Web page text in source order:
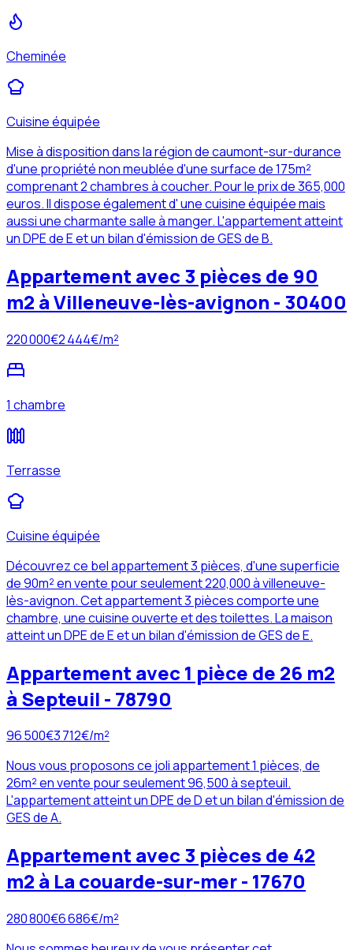
Cheminée
Cuisine équipée
Mise à disposition dans la région de caumont-sur-durance
d'une propriété non meublée d'une surface de 175m²
comprenant 2 chambres à coucher. Pour le prix de 365,000
euros. Il dispose également d' une cuisine équipée mais
aussi une charmante salle à manger. L'appartement atteint
un DPE de E et un bilan d'émission de GES de B.
Appartement avec 3 pièces de 90
m2 à Villeneuve-lès-avignon - 30400
220 000€2 444€/m²
1 chambre
Terrasse
Cuisine équipée
Découvrez ce bel appartement 3 pièces, d'une superficie
de 90m² en vente pour seulement 220,000 à villeneuve-
lès-avignon. Cet appartement 3 pièces comporte une
chambre, une cuisine ouverte et des toilettes. La maison
atteint un DPE de E et un bilan d'émission de GES de E.
Appartement avec 1 pièce de 26 m2
à Septeuil - 78790
96 500€3 712€/m²
Nous vous proposons ce joli appartement 1 pièces, de
26m² en vente pour seulement 96,500 à septeuil.
L'appartement atteint un DPE de D et un bilan d'émission de
GES de A.
Appartement avec 3 pièces de 42
m2 à La couarde-sur-mer - 17670
280 800€6 686€/m²